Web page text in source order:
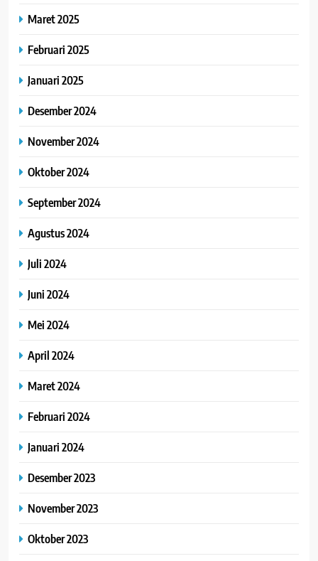
Maret 2025
Februari 2025
Januari 2025
Desember 2024
November 2024
Oktober 2024
September 2024
Agustus 2024
Juli 2024
Juni 2024
Mei 2024
April 2024
Maret 2024
Februari 2024
Januari 2024
Desember 2023
November 2023
Oktober 2023